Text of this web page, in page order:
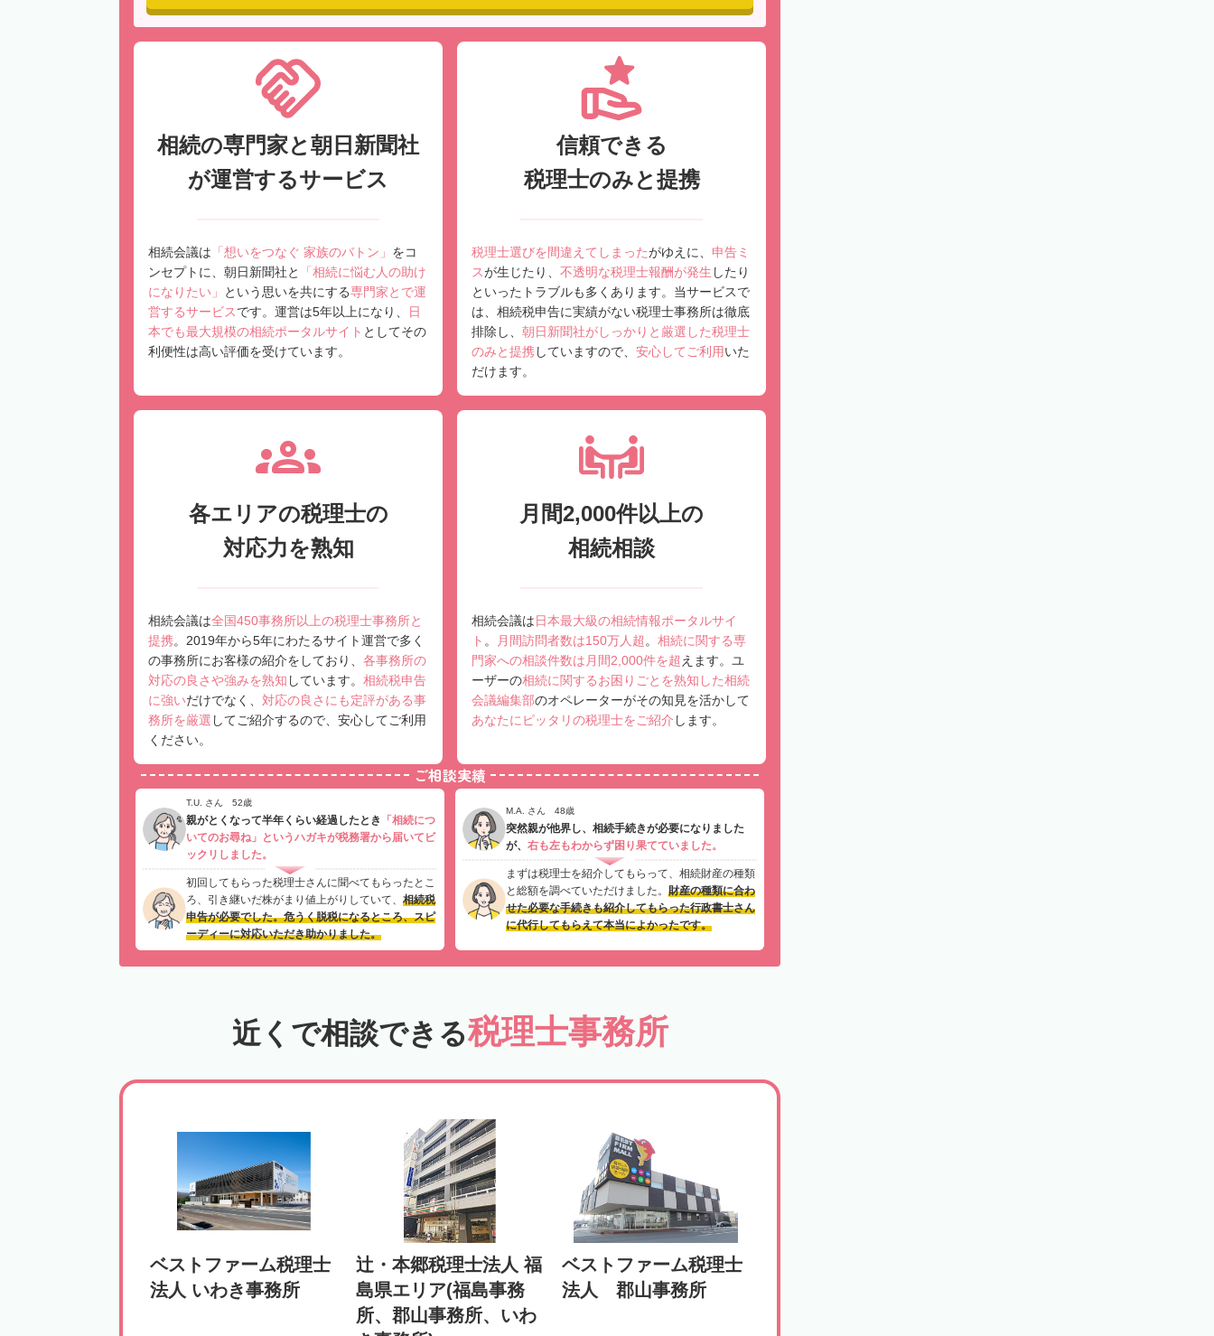
相続の専門家と朝日新聞社
が運営するサービス
相続会議は 「想いをつなぐ 家族のバトン」 をコ
ンセプトに、朝日新聞社と
「相続に悩む人の助け
になりたい」
という思いを共にする専門家とで運
営するサービスです。運営は5年以上になり、
日
本でも最大規模の相続ポータルサイト としてその
利便性は高い評価を受けています。
信頼できる
税理士のみと提携
税理士選びを間違えてしまったがゆえに、 申告ミ
スが生じたり、 不透明な税理士報酬が発生 したり
といったトラブルも多くあります。当サービスで
は、相続税申告に実績がない税理士事務所は徹底
排除し、 朝日新聞社がしっかりと厳選した税理士
のみと提携していますので、 安心してご利用いた
だけます。
各エリアの税理士の
対応力を熟知
相続会議は全国450事務所以上の税理士事務所と
提携。2019年から5年にわたるサイト運営で多く
の事務所にお客様の紹介をしており、 各事務所の
対応の良さや強みを熟知 しています。 相続税申告
に強いだけでなく、 対応の良さにも定評がある事
務所を厳選 してご紹介するので、安心してご利用
ください。
月間2,000件以上の
相続相談
相続会議は日本最大級の相続情報ポータルサイ
ト 。 月間訪問者数は150万人超 。 相続に関する専
門家への相談件数は月間2,000件を超 えます。ユ
ーザーの相続に関するお困りごとを熟知した相続
会議編集部のオペレーターがその知見を活かして
あなたにピッタリの税理士をご紹介 します。
ご相談実績
T.U. さん 52歳
親がとくなって半年くらい経過したとき
「相続につ
いてのお尋ね」というハガキが税務署から届いてビ
ックリしました。
初回してもらった税理士さんに聞べてもらったとこ
ろ、引き継いだ株がまり値上がりしていて、 相続税
申告が必要でした。危うく脱税になるところ、スピ
ーディーに対応いただき助かりました。
M.A. さん 48歳
突然親が他界し、相続手続きが必要になりました
が、 右も左もわからず困り果てていました。
まずは税理士を紹介してもらって、相続財産の種類
と総額を調べていただけました。 財産の種類に合わ
せた必要な手続きも紹介してもらった行政書士さん
に代行してもらえて本当によかったです。
近くで相談できる税理士事務所
ベストファーム税理士
法人 いわき事務所
辻・本郷税理士法人 福
島県エリア(福島事務
所、郡山事務所、いわ
ベストファーム税理士
法人 郡山事務所